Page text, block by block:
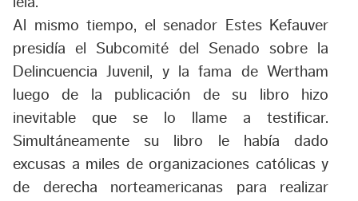
Al mismo tiempo, el senador Estes Kefauver
presidía el Subcomité del Senado sobre la
Delincuencia Juvenil, y la fama de Wertham
luego de la publicación de su libro hizo
inevitable que se lo llame a testificar.
Simultáneamente su libro le había dado
excusas a miles de organizaciones católicas y
de derecha norteamericanas para realizar